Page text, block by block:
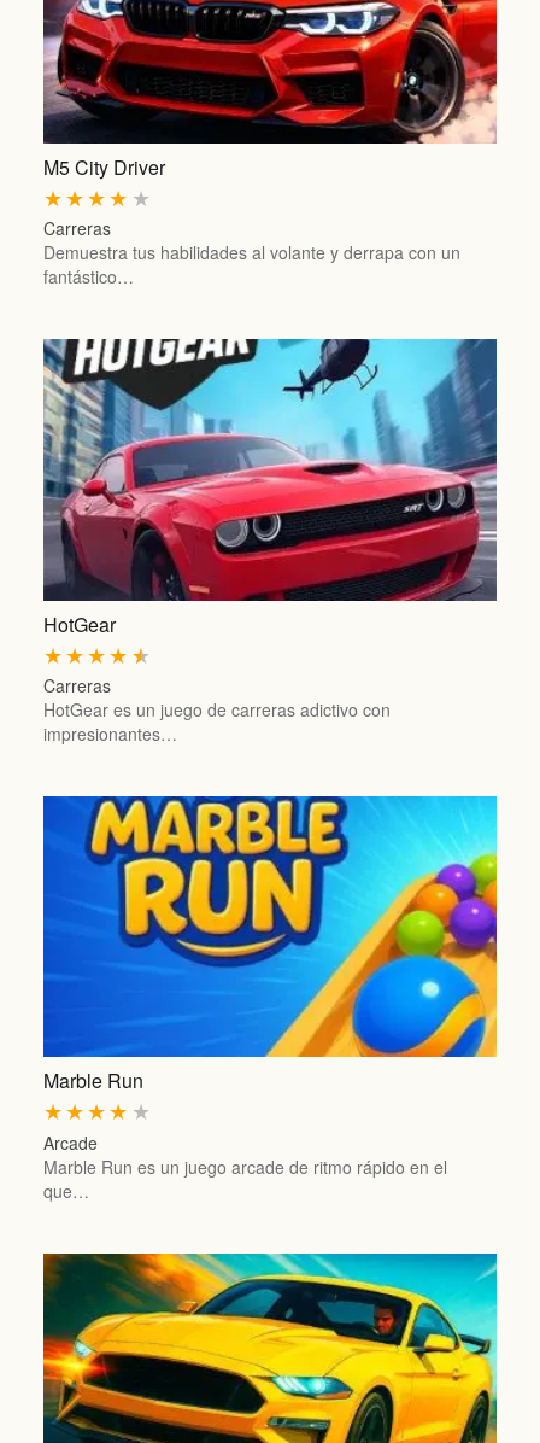
M5 City Driver
★
★
★
★
★
Carreras
Demuestra tus habilidades al volante y derrapa con un
fantástico…
HotGear
★
★
★
★
★
Carreras
HotGear es un juego de carreras adictivo con
impresionantes…
Marble Run
★
★
★
★
★
Arcade
Marble Run es un juego arcade de ritmo rápido en el
que…